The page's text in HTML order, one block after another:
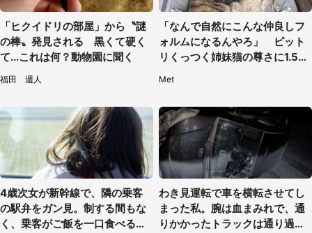
「ヒクイドリの部屋」から〝謎
の棒〟発見される 黒くて硬く
て...これは何？動物園に聞く
福田 週人
「なんで自然にこんな仲良しフ
ォルムになるんやろ」 ピット
リくっつく姉妹猫の尊さに1.5万
Met
4歳次女が新幹線で、隣の乗客
の駅弁をガン見。制する間もな
く、乗客がご飯を一口食べると
わき見運転で車を横転させてし
まった私。腕は血まみれで、通
りかかったトラックは通り過ぎ